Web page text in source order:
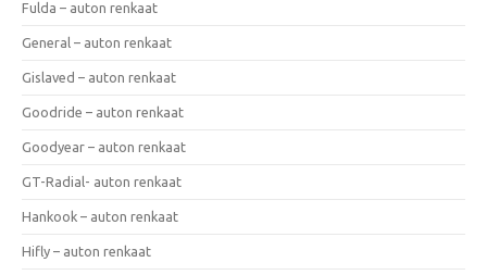
Fulda – auton renkaat
General – auton renkaat
Gislaved – auton renkaat
Goodride – auton renkaat
Goodyear – auton renkaat
GT-Radial- auton renkaat
Hankook – auton renkaat
Hifly – auton renkaat